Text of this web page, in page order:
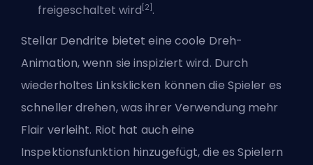
freigeschaltet wird [2] .
Stellar Dendrite bietet eine coole Dreh-
Animation, wenn sie inspiziert wird. Durch
wiederholtes Linksklicken können die Spieler es
schneller drehen, was ihrer Verwendung mehr
Flair verleiht. Riot hat auch eine
Inspektionsfunktion hinzugefügt, die es Spielern